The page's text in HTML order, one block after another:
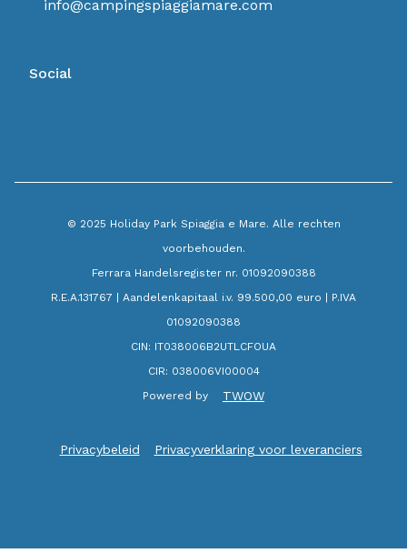
info@campingspiaggiamare.com
Social
© 2025 Holiday Park Spiaggia e Mare. Alle rechten
voorbehouden.
Ferrara Handelsregister nr. 01092090388
R.E.A.131767 | Aandelenkapitaal i.v. 99.500,00 euro | P.IVA
01092090388
CIN: IT038006B2UTLCFOUA
CIR: 038006VI00004
Powered by
TWOW
Privacybeleid Privacyverklaring voor leveranciers